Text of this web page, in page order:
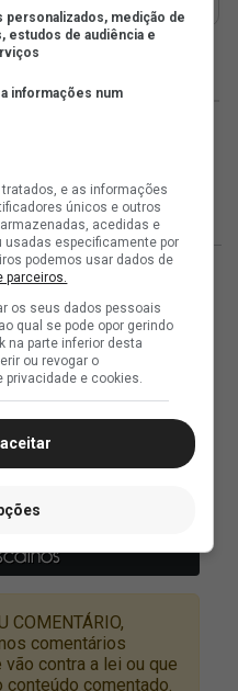
personalizados, medição de
estudos de audiência e
informações num
e as informações
únicos e outros
acedidas e
usadas especificamente por
podemos usar dados de
parceiros.
os seus dados pessoais
qual se pode opor gerindo
na parte inferior desta
ou revogar o
e cookies.